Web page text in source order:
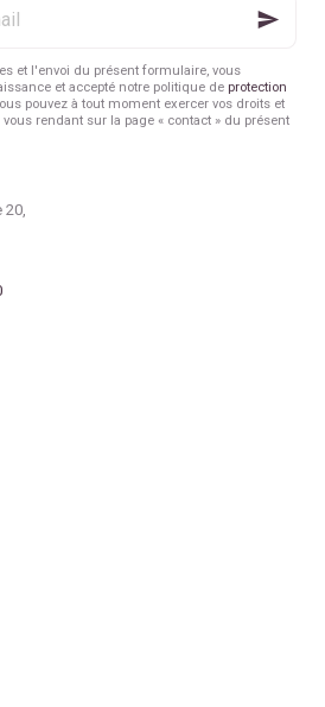
et l'envoi du présent formulaire, vous
et accepté notre politique de protection
pouvez à tout moment exercer vos droits et
rendant sur la page « contact » du présent